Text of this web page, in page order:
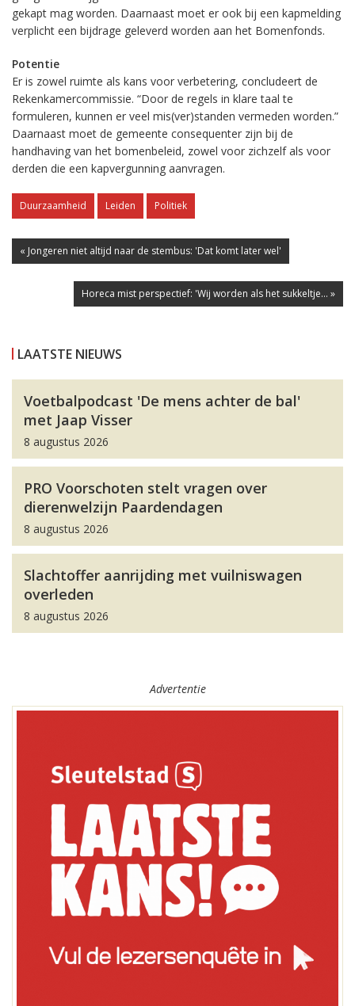
gekapt mag worden. Daarnaast moet er ook bij een kapmelding
verplicht een bijdrage geleverd worden aan het Bomenfonds.
Potentie
Er is zowel ruimte als kans voor verbetering, concludeert de
Rekenkamercommissie. “Door de regels in klare taal te
formuleren, kunnen er veel mis(ver)standen vermeden worden.”
Daarnaast moet de gemeente consequenter zijn bij de
handhaving van het bomenbeleid, zowel voor zichzelf als voor
derden die een kapvergunning aanvragen.
Duurzaamheid Leiden Politiek
« Jongeren niet altijd naar de stembus: 'Dat komt later wel'
Horeca mist perspectief: 'Wij worden als het sukkeltje... »
LAATSTE NIEUWS
Voetbalpodcast 'De mens achter de bal'
met Jaap Visser
8 augustus 2026
PRO Voorschoten stelt vragen over
dierenwelzijn Paardendagen
8 augustus 2026
Slachtoffer aanrijding met vuilniswagen
overleden
8 augustus 2026
Advertentie